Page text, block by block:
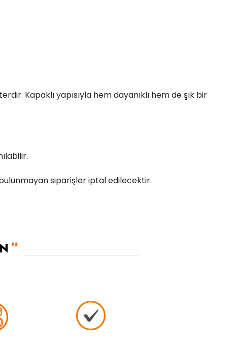
Kapaklı yapısıyla hem dayanıklı hem de şık bir
siparişler iptal edilecektir.